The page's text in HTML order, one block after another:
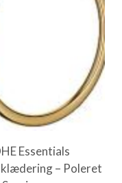
Essentials
– Poleret